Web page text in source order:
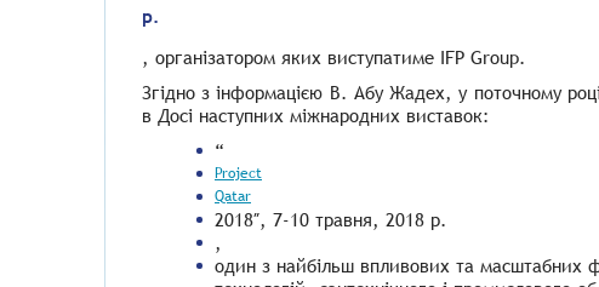
р.
, організатором яких виступатиме IFP Group.
Згідно з інформацією В. Абу Жадех, у поточному році
в Досі наступних міжнародних виставок:
“
Project
Qatar
2018″, 7-10 травня, 2018 р.
,
один з найбільш впливових та масштабних